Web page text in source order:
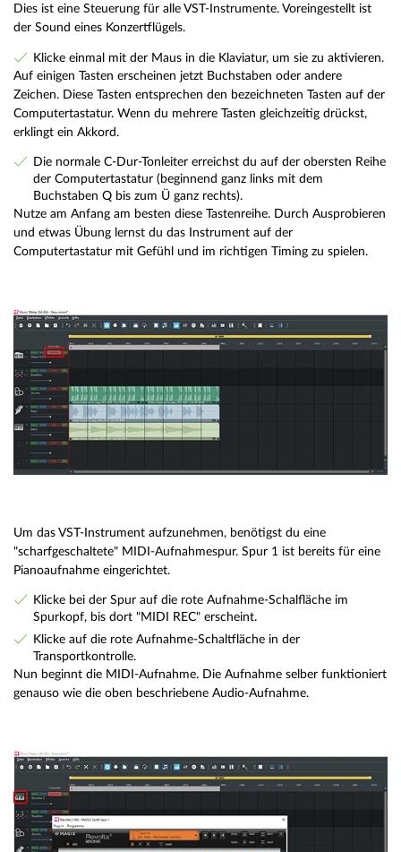
Dies ist eine Steuerung für alle VST-Instrumente. Voreingestellt ist
der Sound eines Konzertflügels.
Klicke einmal mit der Maus in die Klaviatur, um sie zu aktivieren.
Auf einigen Tasten erscheinen jetzt Buchstaben oder andere
Zeichen. Diese Tasten entsprechen den bezeichneten Tasten auf der
Computertastatur. Wenn du mehrere Tasten gleichzeitig drückst,
erklingt ein Akkord.
Die normale C-Dur-Tonleiter erreichst du auf der obersten Reihe
der Computertastatur (beginnend ganz links mit dem
Buchstaben Q bis zum Ü ganz rechts).
Nutze am Anfang am besten diese Tastenreihe. Durch Ausprobieren
und etwas Übung lernst du das Instrument auf der
Computertastatur mit Gefühl und im richtigen Timing zu spielen.
Um das VST-Instrument aufzunehmen, benötigst du eine
"scharfgeschaltete" MIDI-Aufnahmespur. Spur 1 ist bereits für eine
Pianoaufnahme eingerichtet.
Klicke bei der Spur auf die rote Aufnahme-Schalfläche im
Spurkopf, bis dort "MIDI REC" erscheint.
Klicke auf die rote Aufnahme-Schaltfläche in der
Transportkontrolle.
Nun beginnt die MIDI-Aufnahme. Die Aufnahme selber funktioniert
genauso wie die oben beschriebene Audio-Aufnahme.